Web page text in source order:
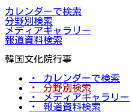
カレンダーで検索
分野別検索
メディアギャラリー
報道資料検索
韓国文化院行事
・ カレンダーで検索
・ 分野別検索
・ メディアギャラリー
・ 報道資料検索